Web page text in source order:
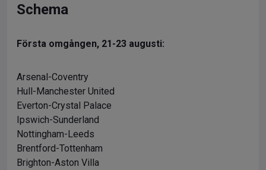
Schema
Första omgången, 21-23 augusti:
Arsenal-Coventry
Hull-Manchester United
Everton-Crystal Palace
Ipswich-Sunderland
Nottingham-Leeds
Brentford-Tottenham
Brighton-Aston Villa